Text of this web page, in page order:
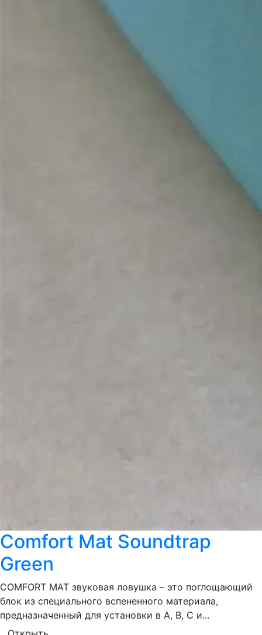
Comfort Mat Soundtrap
Green
COMFORT MAT звуковая ловушка – это поглощающий
блок из специального вспененного материала,
предназначенный для установки в A, B, C и...